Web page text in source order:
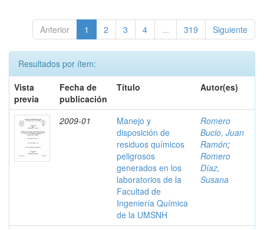
Anterior 1 2 3 4 ... 319 Siguiente
Resultados por ítem:
Vista
previa
Fecha de
publicación
Título Autor(es)
2009-01
Manejo y
disposición de
residuos químicos
peligrosos
generados en los
laboratorios de la
Facultad de
Ingeniería Química
de la UMSNH
Romero
Bucio, Juan
Ramón;
Romero
Díaz,
Susana